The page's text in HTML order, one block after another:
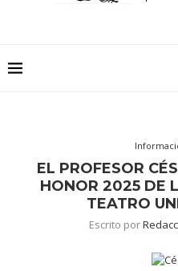
EL PROFESOR
HONOR 2025 DE
TEATRO
Escrito por